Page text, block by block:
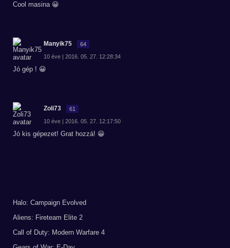
Cool masina 😀
Manyik75 64
10 éve | 2016. 05. 27. 12:28:34
Jó gép ! 😀
Zoli73 61
10 éve | 2016. 05. 27. 12:17:50
Jó kis gépezet! Grat hozzá! 😀
Halo: Campaign Evolved
Aliens: Fireteam Elite 2
Call of Duty: Modern Warfare 4